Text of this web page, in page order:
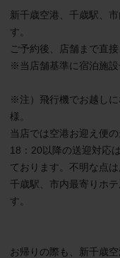
新千歳空港、千歳駅、
す。
ご予約後、店舗まで直接
※当店舗基準に宿泊施設
※注）飛行機でお越し
様。
当店では空港お迎え便
18：20以降の送迎対応
ております。不明な点
千歳駅、市内最寄りホ
す
お帰りの際も、新千歳